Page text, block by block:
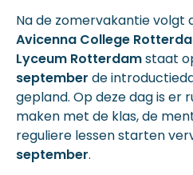
Na de zomervakantie volgt
Avicenna College
Lyceum Rotterdamstaat
september de
gepland. Op deze dag is er
maken met de klas, de
reguliere lessen starten
september.